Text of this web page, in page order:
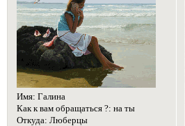
Имя: Галина
Как к вам обращаться ?: на ты
Откуда: Люберцы